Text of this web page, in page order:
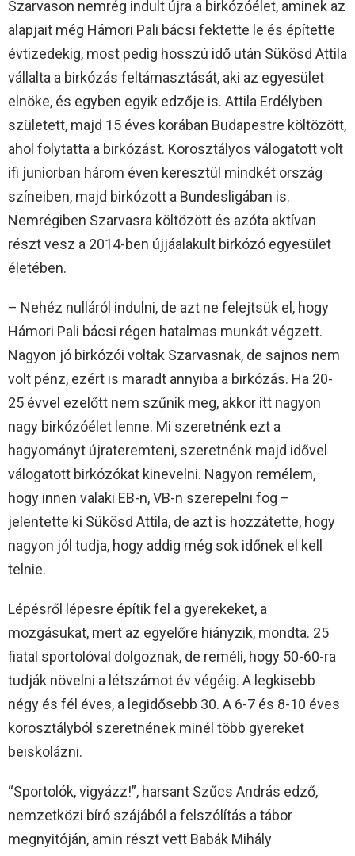
Szarvason nemrég indult újra a birkózóélet, aminek az
alapjait még Hámori Pali bácsi fektette le és építette
évtizedekig, most pedig hosszú idő után Sükösd Attila
vállalta a birkózás feltámasztását, aki az egyesület
elnöke, és egyben egyik edzője is. Attila Erdélyben
született, majd 15 éves korában Budapestre költözött,
ahol folytatta a birkózást. Korosztályos válogatott volt
ifi juniorban három éven keresztül mindkét ország
színeiben, majd birkózott a Bundesligában is.
Nemrégiben Szarvasra költözött és azóta aktívan
részt vesz a 2014-ben újjáalakult birkózó egyesület
életében.
– Nehéz nulláról indulni, de azt ne felejtsük el, hogy
Hámori Pali bácsi régen hatalmas munkát végzett.
Nagyon jó birkózói voltak Szarvasnak, de sajnos nem
volt pénz, ezért is maradt annyiba a birkózás. Ha 20-
25 évvel ezelőtt nem szűnik meg, akkor itt nagyon
nagy birkózóélet lenne. Mi szeretnénk ezt a
hagyományt újrateremteni, szeretnénk majd idővel
válogatott birkózókat kinevelni. Nagyon remélem,
hogy innen valaki EB-n, VB-n szerepelni fog –
jelentette ki Sükösd Attila, de azt is hozzátette, hogy
nagyon jól tudja, hogy addig még sok időnek el kell
telnie.
Lépésről lépesre építik fel a gyerekeket, a
mozgásukat, mert az egyelőre hiányzik, mondta. 25
fiatal sportolóval dolgoznak, de reméli, hogy 50-60-ra
tudják növelni a létszámot év végéig. A legkisebb
négy és fél éves, a legidősebb 30. A 6-7 és 8-10 éves
korosztályból szeretnének minél több gyereket
beiskolázni.
“Sportolók, vigyázz!”, harsant Szűcs András edző,
nemzetközi bíró szájából a felszólítás a tábor
megnyitóján, amin részt vett Babák Mihály